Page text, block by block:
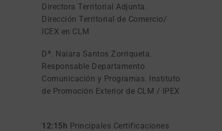
Directora Territorial Adjunta.
Dirección Territorial de Comercio/
ICEX en CLM
Dª. Naiara Santos Zorriqueta.
Responsable Departamento
Comunicación y Programas. Instituto
de Promoción Exterior de CLM / IPEX
12:15h Principales Certificaciones